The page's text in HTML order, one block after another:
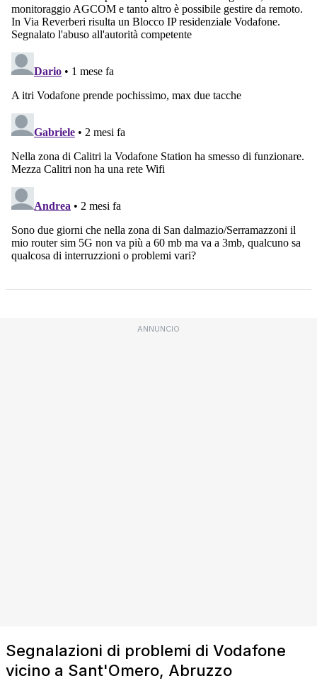
ANNUNCIO
Segnalazioni di problemi di Vodafone
vicino a Sant'Omero, Abruzzo